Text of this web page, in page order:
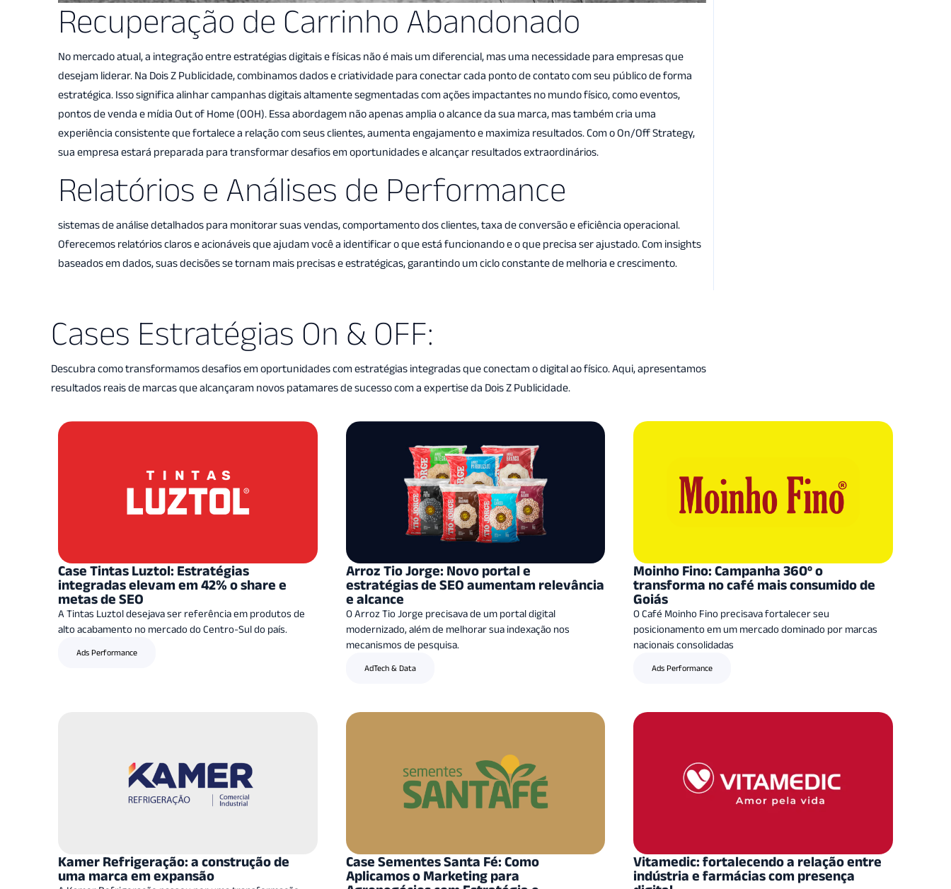
Recuperação de Carrinho Abandonado
No mercado atual, a integração entre estratégias digitais e físicas não é mais um diferencial, mas uma necessidade para empresas que
desejam liderar. Na Dois Z Publicidade, combinamos dados e criatividade para conectar cada ponto de contato com seu público de forma
estratégica. Isso significa alinhar campanhas digitais altamente segmentadas com ações impactantes no mundo físico, como eventos,
pontos de venda e mídia Out of Home (OOH). Essa abordagem não apenas amplia o alcance da sua marca, mas também cria uma
experiência consistente que fortalece a relação com seus clientes, aumenta engajamento e maximiza resultados. Com o On/Off Strategy,
sua empresa estará preparada para transformar desafios em oportunidades e alcançar resultados extraordinários.
Relatórios e Análises de Performance
sistemas de análise detalhados para monitorar suas vendas, comportamento dos clientes, taxa de conversão e eficiência operacional.
Oferecemos relatórios claros e acionáveis que ajudam você a identificar o que está funcionando e o que precisa ser ajustado. Com insights
baseados em dados, suas decisões se tornam mais precisas e estratégicas, garantindo um ciclo constante de melhoria e crescimento.
Cases Estratégias On & OFF:
Descubra como transformamos desafios em oportunidades com estratégias integradas que conectam o digital ao físico. Aqui, apresentamos
resultados reais de marcas que alcançaram novos patamares de sucesso com a expertise da Dois Z Publicidade.
Case Tintas Luztol: Estratégias
integradas elevam em 42% o share e
metas de SEO
A Tintas Luztol desejava ser referência em produtos de
alto acabamento no mercado do Centro-Sul do país.
Ads Performance
Arroz Tio Jorge: Novo portal e
estratégias de SEO aumentam relevância
e alcance
O Arroz Tio Jorge precisava de um portal digital
modernizado, além de melhorar sua indexação nos
mecanismos de pesquisa.
AdTech & Data
Moinho Fino: Campanha 360º o
transforma no café mais consumido de
Goiás
O Café Moinho Fino precisava fortalecer seu
posicionamento em um mercado dominado por marcas
nacionais consolidadas
Ads Performance
Kamer Refrigeração: a construção de
uma marca em expansão
Case Sementes Santa Fé: Como
Aplicamos o Marketing para
Vitamedic: fortalecendo a relação entre
indústria e farmácias com presença